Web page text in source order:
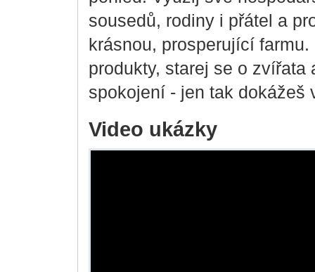
sousedů, rodiny i přátel a
krásnou, prosperující
produkty, starej se o
spokojení - jen tak dokážeš
Video ukázky